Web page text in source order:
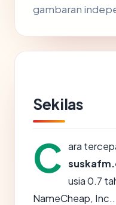
gambaran
Sekilas
C ara
usia 0.7
NameCheap, Inc..